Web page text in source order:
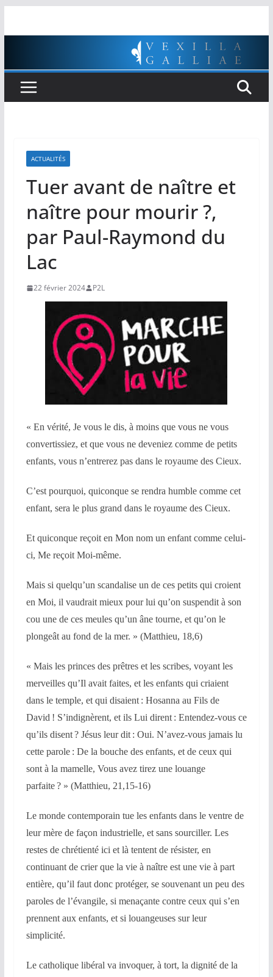
ACTUALITÉS
Tuer avant de naître et
naître pour mourir ?,
par Paul-Raymond du
Lac
22 février 2024 P2L
« En vérité, Je vous le dis, à moins que vous ne vous
convertissiez, et que vous ne deveniez comme de petits
enfants, vous n’entrerez pas dans le royaume des Cieux.
C’est pourquoi, quiconque se rendra humble comme cet
enfant, sera le plus grand dans le royaume des Cieux.
Et quiconque reçoit en Mon nom un enfant comme celui-
ci, Me reçoit Moi-même.
Mais si quelqu’un scandalise un de ces petits qui croient
en Moi, il vaudrait mieux pour lui qu’on suspendit à son
cou une de ces meules qu’un âne tourne, et qu’on le
plongeât au fond de la mer. » (Matthieu, 18,6)
« Mais les princes des prêtres et les scribes, voyant les
merveilles qu’Il avait faites, et les enfants qui criaient
dans le temple, et qui disaient : Hosanna au Fils de
David ! S’indignèrent, et ils Lui dirent : Entendez-vous ce
qu’ils disent ? Jésus leur dit : Oui. N’avez-vous jamais lu
cette parole : De la bouche des enfants, et de ceux qui
sont à la mamelle, Vous avez tirez une louange
parfaite ? » (Matthieu, 21,15-16)
Le monde contemporain tue les enfants dans le ventre de
leur mère de façon industrielle, et sans sourciller. Les
restes de chrétienté ici et là tentent de résister, en
continuant de crier que la vie à naître est une vie à part
entière, qu’il faut donc protéger, se souvenant un peu des
paroles de l’évangile, si menaçante contre ceux qui s’en
prennent aux enfants, et si louangeuses sur leur
simplicité.
Le catholique libéral va invoquer, à tort, la dignité de la